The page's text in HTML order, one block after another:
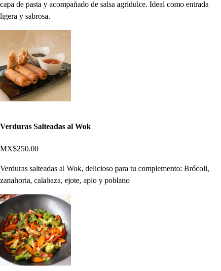
capa de pasta y acompañado de salsa agridulce. Ideal como entrada
ligera y sabrosa.
Verduras Salteadas al Wok
MX$250.00
Verduras salteadas al Wok, delicioso para tu complemento: Brócoli,
zanahoria, calabaza, ejote, apio y poblano